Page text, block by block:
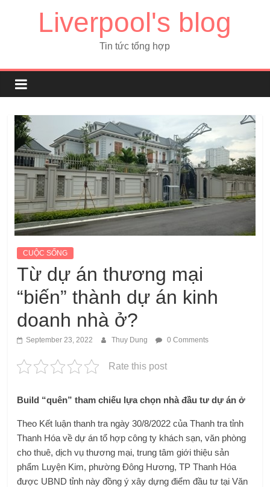
Liverpool's blog
Tin tức tổng hợp
CUỘC SỐNG
Từ dự án thương mại
“biến” thành dự án kinh
doanh nhà ở?
September 23, 2022 Thuy Dung 0 Comments
Rate this post
Build “quên” tham chiếu lựa chọn nhà đầu tư dự án ở
Theo Kết luận thanh tra ngày 30/8/2022 của Thanh tra tỉnh
Thanh Hóa về dự án tổ hợp công ty khách sạn, văn phòng
cho thuê, dịch vụ thương mại, trung tâm giới thiệu sản
phẩm Luyện Kim, phường Đông Hương, TP Thanh Hóa
được UBND tỉnh này đồng ý xây dựng điểm đầu tư tại Văn